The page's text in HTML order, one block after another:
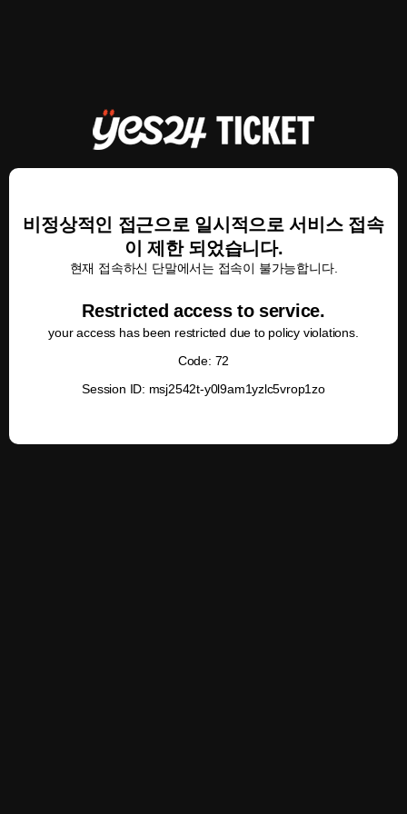
비정상적인 접근으로 일시적으로 서비스 접속
이 제한 되었습니다.
현재 접속하신 단말에서는 접속이 불가능합니다.
Restricted access to service.
your access has been restricted due to policy violations.
Code: 72
Session ID: msj2542t-y0l9am1yzlc5vrop1zo